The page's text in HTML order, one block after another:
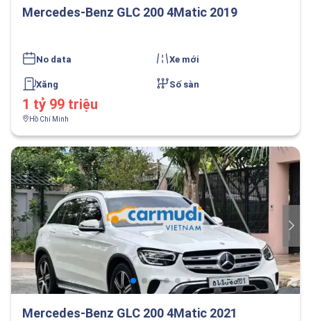
Mercedes-Benz GLC 200 4Matic 2019
No data Xe mới
Xăng Số sàn
1 tỷ 99 triệu
Hồ Chí Minh
Mercedes-Benz GLC 200 4Matic 2021